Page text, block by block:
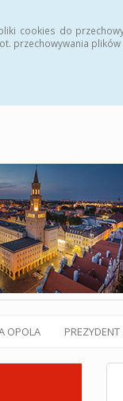
cookies do
przechowywania
OPOLA PREZYDENT